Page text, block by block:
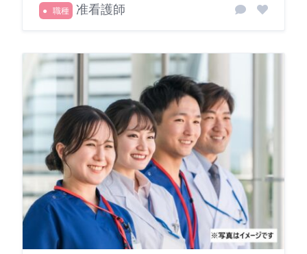
職種 准看護師